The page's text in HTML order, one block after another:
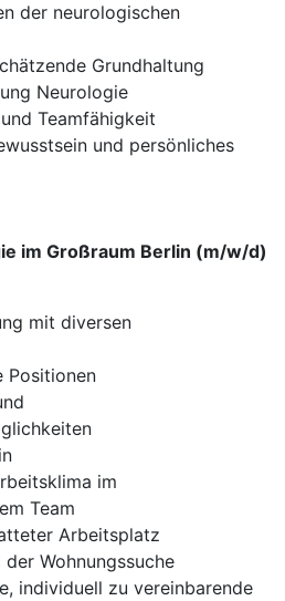
der neurologischen
Grundhaltung
Neurologie
Teamfähigkeit
und persönliches
im Großraum Berlin (m/w/d)
mit diversen
Positionen
im
Team
Arbeitsplatz
Wohnungssuche
individuell zu vereinbarende